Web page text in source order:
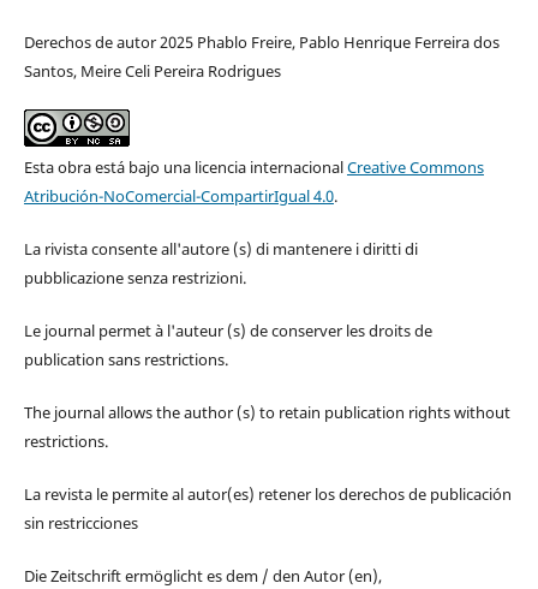
Derechos de autor 2025 Phablo Freire, Pablo Henrique Ferreira dos
Santos, Meire Celi Pereira Rodrigues
Esta obra está bajo una licencia internacionalCreative Commons
Atribución-NoComercial-CompartirIgual 4.0.
La rivista consente all'autore (s) di mantenere i diritti di
pubblicazione senza restrizioni.
Le journal permet à l'auteur (s) de conserver les droits de
publication sans restrictions.
The journal allows the author (s) to retain publication rights without
restrictions.
La revista le permite al autor(es) retener los derechos de publicación
sin restricciones
Die Zeitschrift ermöglicht es dem / den Autor (en),